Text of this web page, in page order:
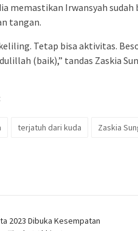
memastikan Irwansyah
tangan.
Tetap bisa aktivitas.
(baik),” tandas Zaskia
terjatuh dari kuda Zaskia
2023 Dibuka Kesempatan